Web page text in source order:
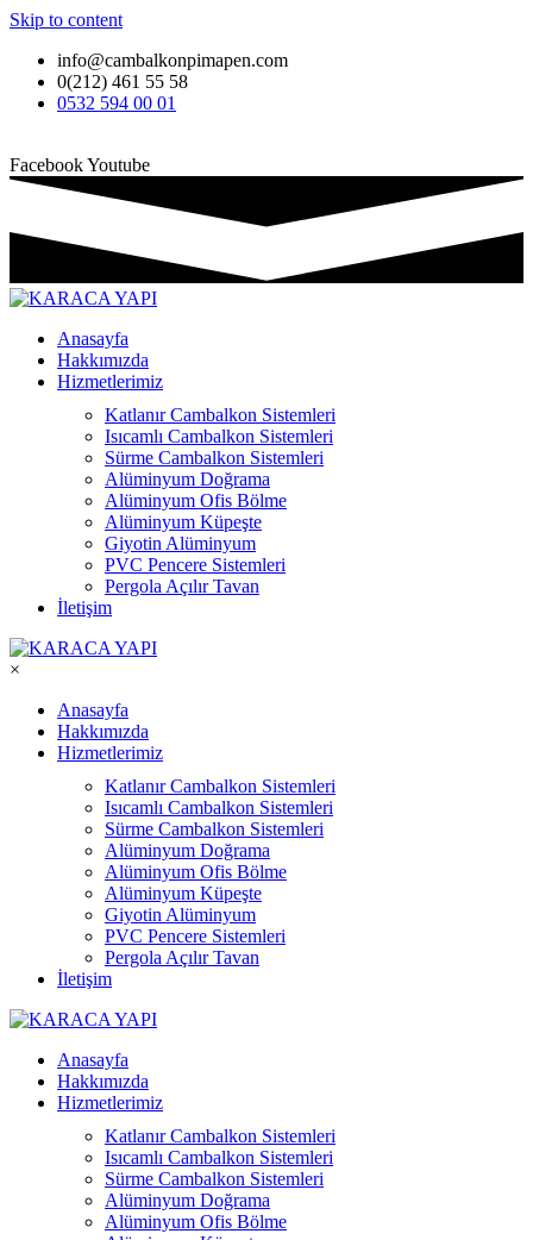
Skip to content
info@cambalkonpimapen.com
0(212) 461 55 58
0532 594 00 01
FacebookYoutube
Anasayfa
Hakkımızda
Hizmetlerimiz
Katlanır Cambalkon Sistemleri
Isıcamlı Cambalkon Sistemleri
Sürme Cambalkon Sistemleri
Alüminyum Doğrama
Alüminyum Ofis Bölme
Alüminyum Küpeşte
Giyotin Alüminyum
PVC Pencere Sistemleri
Pergola Açılır Tavan
İletişim
×
Anasayfa
Hakkımızda
Hizmetlerimiz
Katlanır Cambalkon Sistemleri
Isıcamlı Cambalkon Sistemleri
Sürme Cambalkon Sistemleri
Alüminyum Doğrama
Alüminyum Ofis Bölme
Alüminyum Küpeşte
Giyotin Alüminyum
PVC Pencere Sistemleri
Pergola Açılır Tavan
İletişim
Anasayfa
Hakkımızda
Hizmetlerimiz
Katlanır Cambalkon Sistemleri
Isıcamlı Cambalkon Sistemleri
Sürme Cambalkon Sistemleri
Alüminyum Doğrama
Alüminyum Ofis Bölme